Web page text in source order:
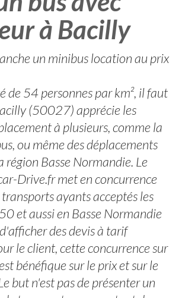
à Bacilly
un minibus location au prix
de 54 personnes par km², il faut
(50027) apprécie les
à plusieurs, comme la
ou même des déplacements
région Basse Normandie. Le
Drive.fr met en concurrence
transports ayants acceptés les
et aussi en Basse Normandie
des devis à tarif
le client, cette concurrence sur
bénéfique sur le prix et sur le
but n'est pas de présenter un